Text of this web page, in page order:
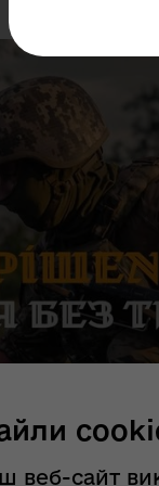
веб-сайт